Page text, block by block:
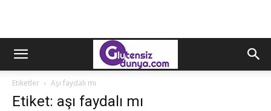
Etiketler Aşı faydalı mı
Etiket: aşı faydalı mı